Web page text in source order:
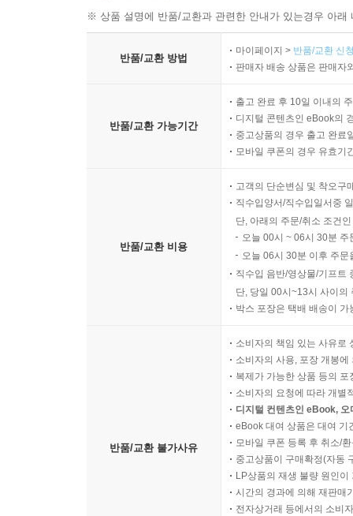
※ 상품 설명에 반품/교환과 관련한 안내가 있는경우 아
반품/교환 방법
마이페이지 > 반품/교환 신
판매자 배송 상품은 판매자
반품/교환 가능기간
출고 완료 후 10일 이내의
디지털 콘텐츠인 eBook의
중고상품의 경우 출고 완료
모바일 쿠폰의 경우 유효기
반품/교환 비용
고객의 단순변심 및 착오구
직수입양서/직수입일서중
단, 아래의 주문/취소 조건
오늘 00시 ~ 06시 30분
오늘 06시 30분 이후 주
직수입 음반/영상물/기프트
단, 당일 00시~13시 사이의
박스 포장은 택배 배송이
반품/교환 불가사유
소비자의 책임 있는 사유로
소비자의 사용, 포장 개봉
복제가 가능한 상품 등의
소비자의 요청에 따라 개별
디지털 컨텐츠인 eBook,
eBook 대여 상품은 대여 기
모바일 쿠폰 등록 후 취소/
중고상품이 구매확정(자동
LP상품의 재생 불량 원인
시간의 경과에 의해 재판매
전자상거래 등에서의 소비